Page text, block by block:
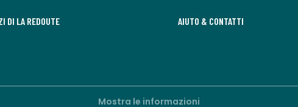
DI LA REDOUTE AIUTO & CONTATTI
Mostra le informazioni